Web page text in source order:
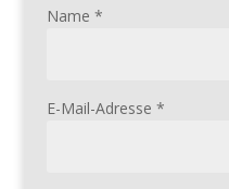
Name *
E-Mail-Adresse *